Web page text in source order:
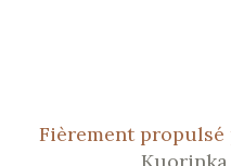
PIED
Fièrement propulsé